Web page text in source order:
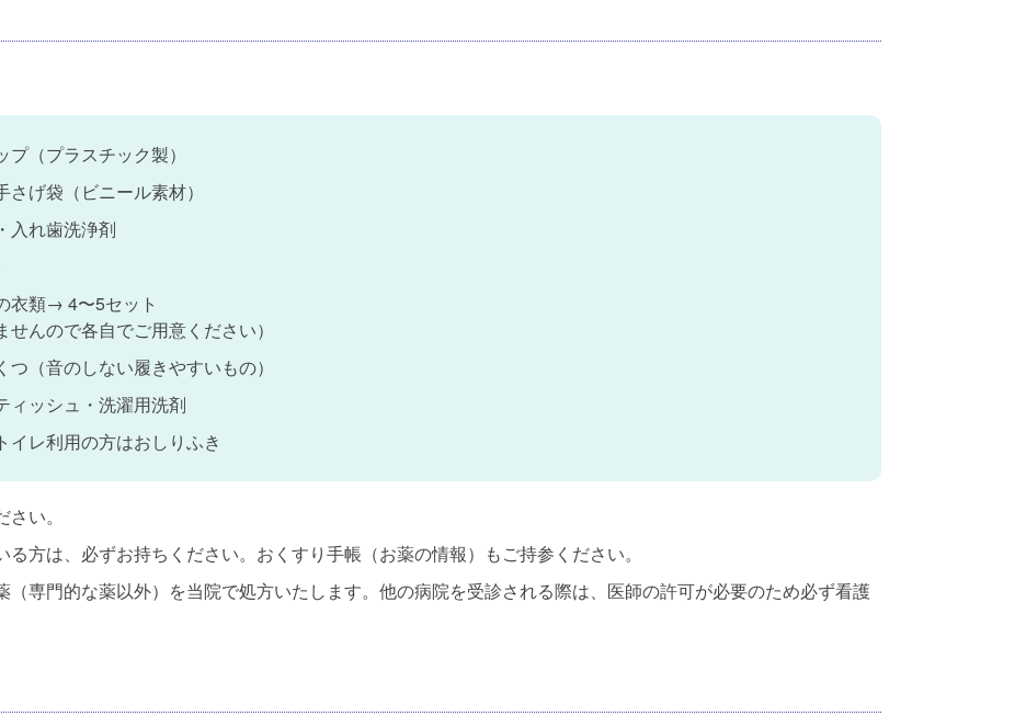
（プラスチック製）
げ袋（ビニール素材）
入れ歯洗浄剤
衣類→ 4〜5セット
せんので各自でご用意ください）
（音のしない履きやすいもの）
ィッシュ・洗濯用洗剤
レ利用の方はおしりふき
い。
方は、必ずお持ちください。おくすり手帳（お薬の情報）もご持参ください。
（専門的な薬以外）を当院で処方いたします。他の病院を受診される際は、医師の許可が必要のため必ず看護